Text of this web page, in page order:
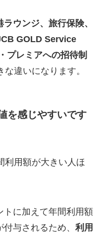
ラウンジ、旅行保険、
GOLD Service
プレミアへの招待制
違いになります。
を感じやすいです
利用額が大きい人ほ
トに加えて年間利用額
与されるため、 利用